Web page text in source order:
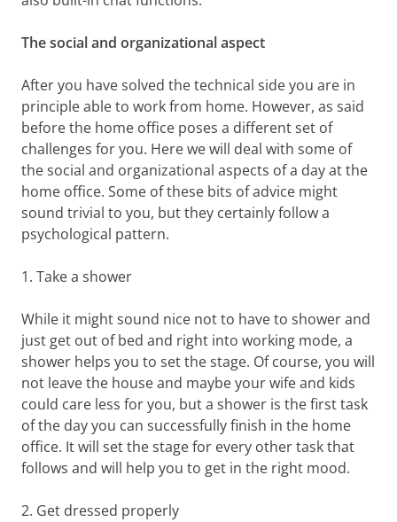
The social and organizational aspect
After you have solved the technical side you are in
principle able to work from home. However, as said
before the home office poses a different set of
challenges for you. Here we will deal with some of
the social and organizational aspects of a day at the
home office. Some of these bits of advice might
sound trivial to you, but they certainly follow a
psychological pattern.
1. Take a shower
While it might sound nice not to have to shower and
just get out of bed and right into working mode, a
shower helps you to set the stage. Of course, you will
not leave the house and maybe your wife and kids
could care less for you, but a shower is the first task
of the day you can successfully finish in the home
office. It will set the stage for every other task that
follows and will help you to get in the right mood.
2. Get dressed properly